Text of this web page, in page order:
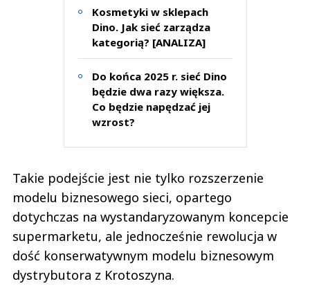
Kosmetyki w sklepach
Dino. Jak sieć zarządza
kategorią? [ANALIZA]
Do końca 2025 r. sieć Dino
będzie dwa razy większa.
Co będzie napędzać jej
wzrost?
Takie podejście jest nie tylko rozszerzenie
modelu biznesowego sieci, opartego
dotychczas na wystandaryzowanym koncepcie
supermarketu, ale jednocześnie rewolucja w
dość konserwatywnym modelu biznesowym
dystrybutora z Krotoszyna.